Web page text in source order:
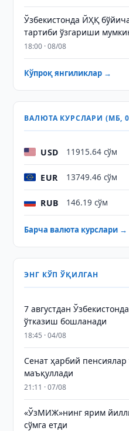
Ўзбекистонда ЙҲҚ
тартиби ўзгариши
18:00 · 08/08
Кўпроқ янгиликлар →
ВАЛЮТА КУРСЛАРИ (МБ,
USD 11915.64 сўм
EUR 13749.46 сўм
RUB 146.19 сўм
Барча валюта курслари →
ЭНГ КЎП ЎҚИЛГАН
7 августдан
ўтказиш бошланади
18:45 · 04/08
Сенат ҳарбий пенсиялар
маъқуллади
21:11 · 07/08
«ЎзМИЖ»нинг ярим
сўмга етди